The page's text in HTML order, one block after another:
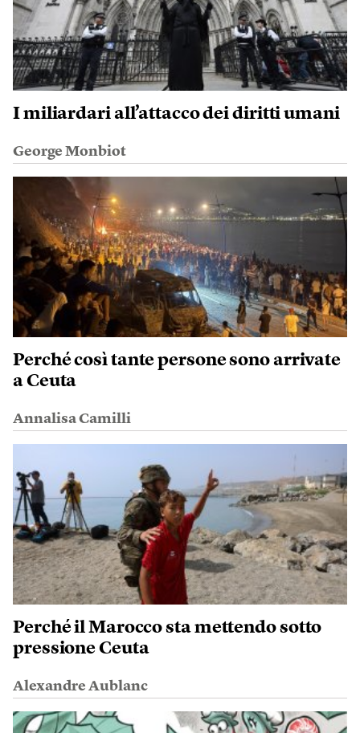
I miliardari all’attacco dei diritti umani
George Monbiot
Perché così tante persone sono arrivate
a Ceuta
Annalisa Camilli
Perché il Marocco sta mettendo sotto
pressione Ceuta
Alexandre Aublanc